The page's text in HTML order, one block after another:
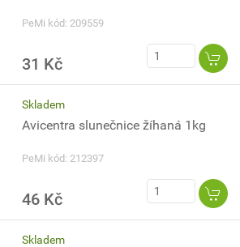
PeMi kód: 209559
31 Kč
Skladem
Avicentra slunečnice žíhaná 1kg
PeMi kód: 212397
46 Kč
Skladem